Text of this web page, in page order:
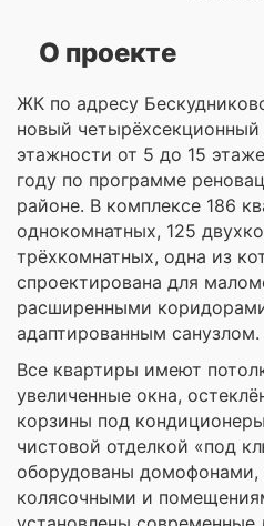
О проекте
ЖК по адресу
новый
этажности от 5 до 15
году по программе
районе. В комплексе 186
однокомнатных, 125
трёхкомнатных, одна из
спроектирована для
расширенными
адаптированным санузлом.
Все квартиры имеют
увеличенные окна,
корзины под
чистовой отделкой «под
оборудованы домофонами,
колясочными и